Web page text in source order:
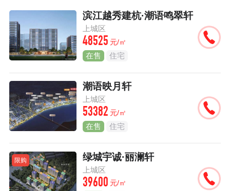
滨江越秀建杭·潮语鸣翠轩
上城区
48525 元/㎡
在售 住宅
潮语映月轩
上城区
53382 元/㎡
在售 住宅
限购 绿城宇诚·丽澜轩
上城区
39600 元/㎡